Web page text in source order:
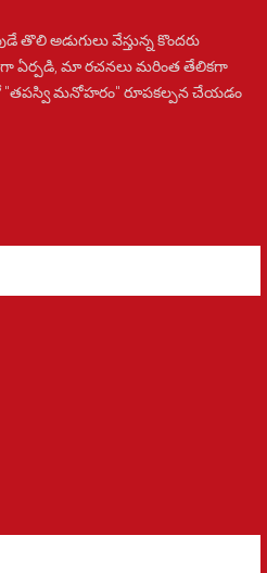
తొలి అడుగులు వేస్తున్న కొందరు
ఏర్పడి, మా రచనలు మరింత తేలికగా
మనోహరం" రూపకల్పన చేయడం